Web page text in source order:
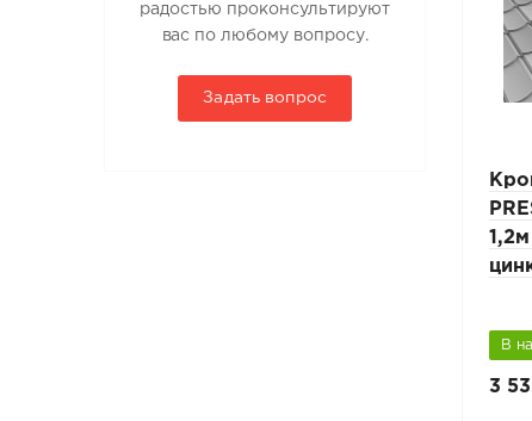
радостью проконсультируют
вас по любому вопросу.
Задать вопрос
В
3